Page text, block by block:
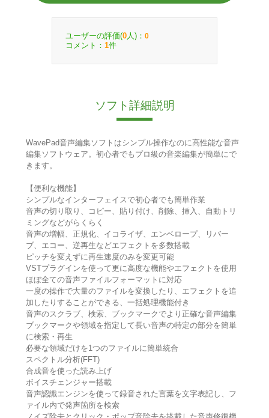
ユーザーの評価(0 人)： 0
コメント： 1件
ソフト詳細説明
WavePad音声編集ソフトはシンプル操作なのに高性能な音声
編集ソフトウェア。初心者でもプロ級の音楽編集が簡単にで
きます。
【便利な機能】
シンプルなインターフェイスで初心者でも簡単作業
音声の切り取り、コピー、貼り付け、削除、挿入、自動トリ
ミングなどがらくらく
音声の増幅、正規化、イコライザ、エンベロープ、リバー
ブ、エコー、逆再生などエフェクトを多数搭載
ピッチを変えずに再生速度のみを変更可能
VSTプラグインを使って更に高度な機能やエフェクトを使用
ほぼ全ての音声ファイルフォーマットに対応
一度の操作で大量のファイルを変換したり、エフェクトを追
加したりすることができる、一括処理機能付き
音声のスクラブ、検索、ブックマークでより正確な音声編集
ブックマークや領域を指定して長い音声の特定の部分を簡単
に検索・再生
必要な領域だけを1つのファイルに簡単統合
スペクトル分析(FFT)
合成音を使った読み上げ
ボイスチェンジャー搭載
音声認識エンジンを使って録音された言葉を文字表記し、フ
ァイル内で発声箇所を検索